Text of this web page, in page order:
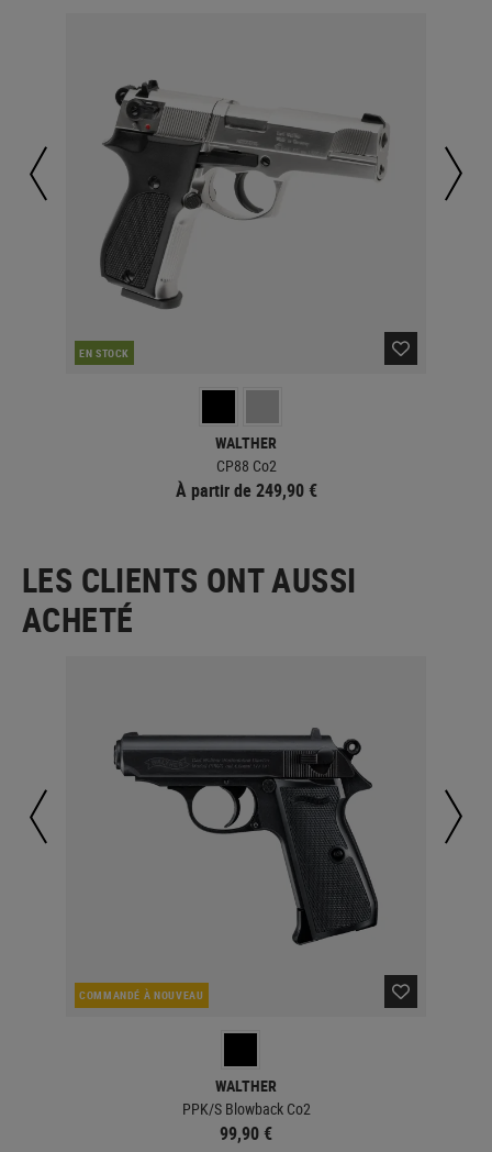
EN STOCK
WALTHER
CP88 Co2
À partir de 249,90 €
LES CLIENTS ONT AUSSI
ACHETÉ
COMMANDÉ À NOUVEAU
WALTHER
PPK/S Blowback Co2
99,90 €